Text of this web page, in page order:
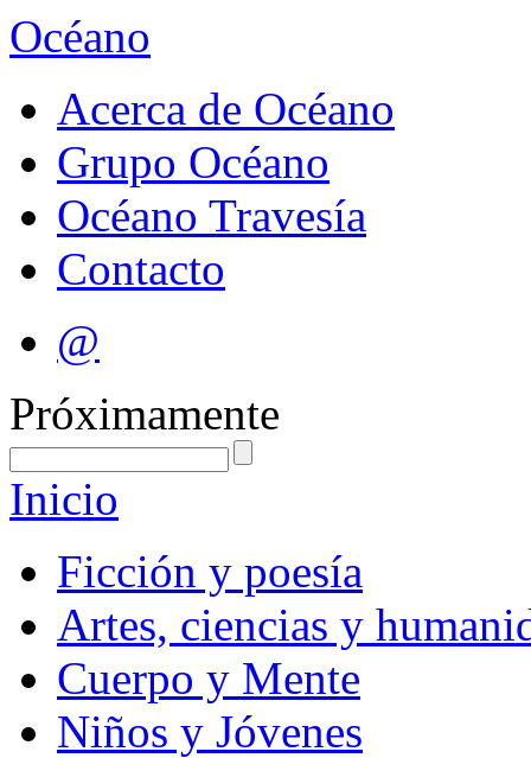
Océano
Acerca de Océano
Grupo Océano
Océano Travesía
Contacto
@
Próximamente
Inicio
Ficción y poesía
Artes, ciencias y
Cuerpo y Mente
Niños y Jóvenes